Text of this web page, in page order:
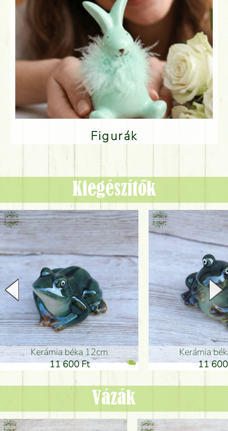
Figurák
Kiegészítők
Kerámia béka 12cm
11 600 Ft
Kerámia
11
Vázák